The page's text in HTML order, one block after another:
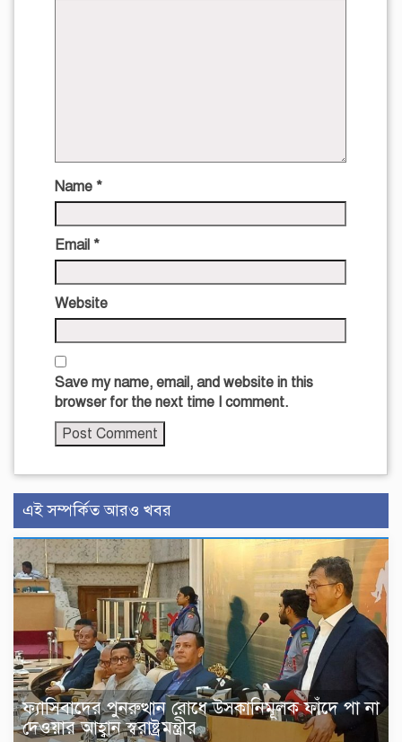
Name *
Email *
Website
Save my name, email, and website in this
browser for the next time I comment.
এই সম্পর্কিত আরও খবর
ফ্যাসিবাদের পুনরুত্থান রোধে উসকানিমূলক ফাঁদে পা না
দেওয়ার আহ্বান স্বরাষ্ট্রমন্ত্রীর